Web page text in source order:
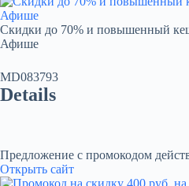
Скидки до 70% и повышенный
Афише
MD083793
Details
Предложение с промокодом
Открыть сайт